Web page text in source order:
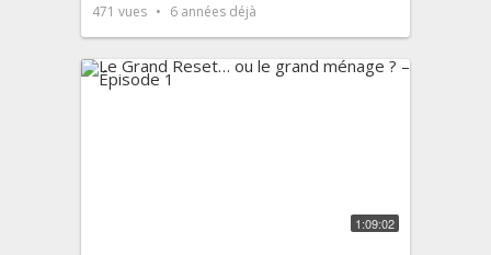
471 vues 6 années déjà
1:09:02